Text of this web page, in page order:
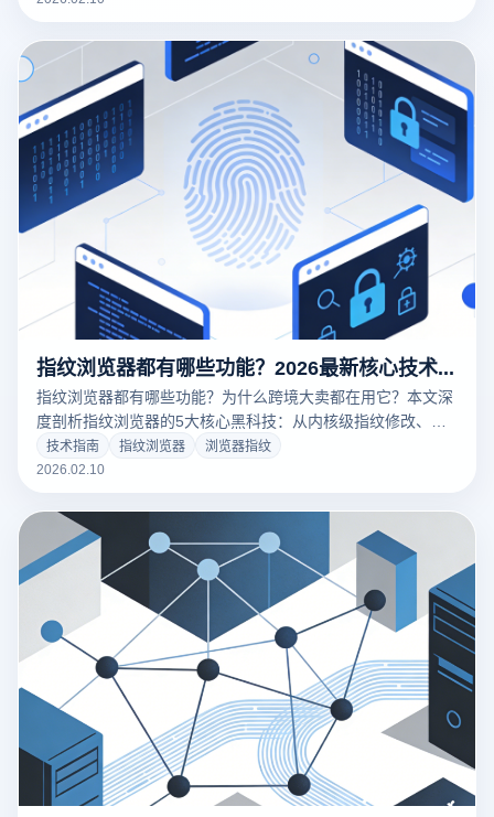
比的云登指纹浏览器解决方案。
指纹浏览器都有哪些功能？2026最新核心技术解析与云登防关联实战
指纹浏览器都有哪些功能？为什么跨境大卖都在用它？本文深
度剖析指纹浏览器的5大核心黑科技：从内核级指纹修改、
RPA自动化到团队协作。结合云登浏览器的实战应用，揭秘如
何通过“环境隔离”实现多账号零关联运营。点击获取防封秘
技术指南 指纹浏览器
浏览器指纹
2026.02.10